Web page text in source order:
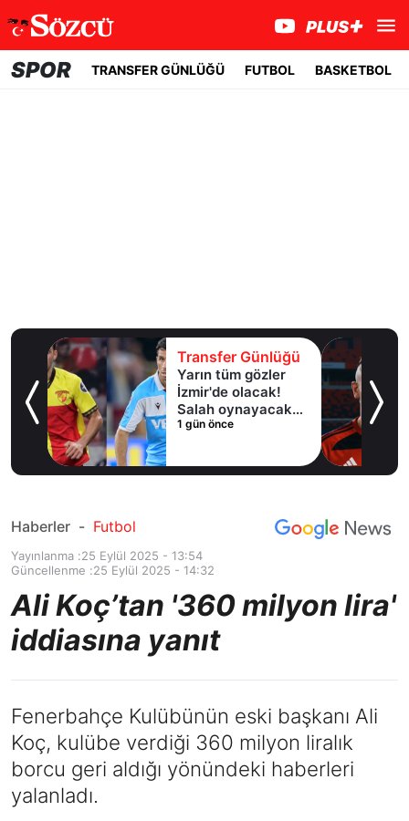
SPOR TRANSFER GÜNLÜĞÜ FUTBOL BASKETBOL
Transfer Günlüğü
Yarın tüm gözler
İzmir'de olacak!
Salah oynayacak
mı?
1 gün önce
Haberler - Futbol
Yayınlanma :25 Eylül 2025 - 13:54
Güncellenme :25 Eylül 2025 - 14:32
Ali Koç’tan '360 milyon lira'
iddiasına yanıt
Fenerbahçe Kulübünün eski başkanı Ali
Koç, kulübe verdiği 360 milyon liralık
borcu geri aldığı yönündeki haberleri
yalanladı.